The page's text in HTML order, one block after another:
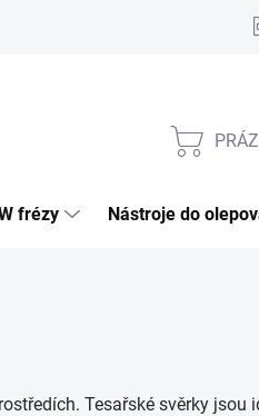
frézy Nástroje do
Tesařské svěrky jsou